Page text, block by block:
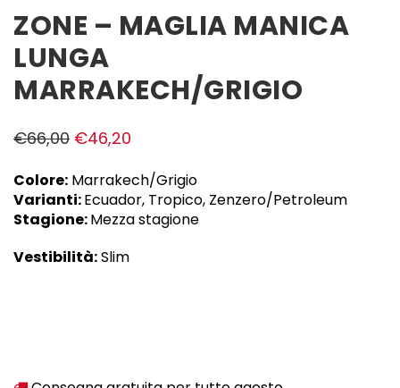
ZONE – MAGLIA MANICA
LUNGA
MARRAKECH/GRIGIO
€66,00 €46,20
Colore: Marrakech/Grigio
Varianti:Ecuador, Tropico, Zenzero/Petroleum
Stagione:Mezza stagione
Vestibilità:Slim